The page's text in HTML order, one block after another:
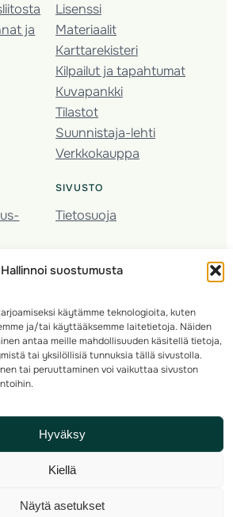
Hallinnoi suostumusta
käytämme teknologioita, kuten
ja/tai käyttääksemme laitetietoja. Näiden
antaa meille mahdollisuuden käsitellä tietoja,
tai yksilöllisiä tunnuksia tällä sivustolla.
tai peruuttaminen voi vaikuttaa sivuston
Hyväksy
Kiellä
Näytä asetukset
ja
Lisenssi
Materiaalit
Karttarekisteri
Kilpailut ja tapahtumat
Kuvapankki
Tilastot
Suunnistaja-lehti
Verkkokauppa
SIVUSTO
Tietosuoja
· Valimotie 10, 00380 Helsinki, Finland
Rastilipun asiat: rastilippu(a)suunnistusliitto.fi
– Rastilippu:::Rastilipun ohjeet